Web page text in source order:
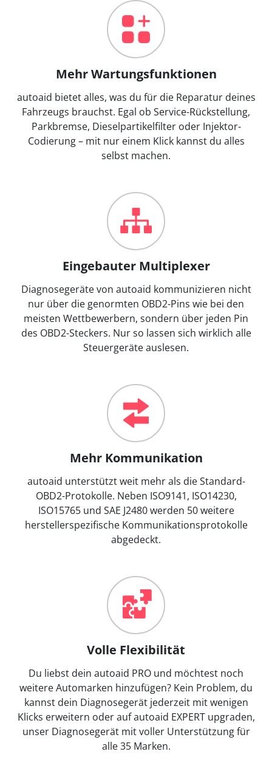
Mehr Wartungsfunktionen
autoaid bietet alles, was du für die Reparatur deines
Fahrzeugs brauchst. Egal ob Service-Rückstellung,
Parkbremse, Dieselpartikelfilter oder Injektor-
Codierung – mit nur einem Klick kannst du alles
selbst machen.
Eingebauter Multiplexer
Diagnosegeräte von autoaid kommunizieren nicht
nur über die genormten OBD2-Pins wie bei den
meisten Wettbewerbern, sondern über jeden Pin
des OBD2-Steckers. Nur so lassen sich wirklich alle
Steuergeräte auslesen.
Mehr Kommunikation
autoaid unterstützt weit mehr als die Standard-
OBD2-Protokolle. Neben ISO9141, ISO14230,
ISO15765 und SAE J2480 werden 50 weitere
herstellerspezifische Kommunikationsprotokolle
abgedeckt.
Volle Flexibilität
Du liebst dein autoaid PRO und möchtest noch
weitere Automarken hinzufügen? Kein Problem, du
kannst dein Diagnosegerät jederzeit mit wenigen
Klicks erweitern oder auf autoaid EXPERT upgraden,
unser Diagnosegerät mit voller Unterstützung für
alle 35 Marken.